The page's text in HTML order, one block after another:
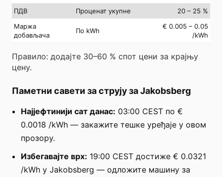
ПДВ
Проценат укупне
20 – 25 %
Маржа
добављача
По kWh
€ 0.005 – 0.05
/kWh
Правило: додајте 30–60 % спот цени за крајњу
цену.
Паметни савети за струју за Jakobsberg
Најјефтинији сат данас: 03:00 CEST по €
0.0018 /kWh — закажите тешке уређаје у овом
прозору.
Избегавајте врх: 19:00 CEST достиже € 0.0321
/kWh у Jakobsberg — одложите машину за